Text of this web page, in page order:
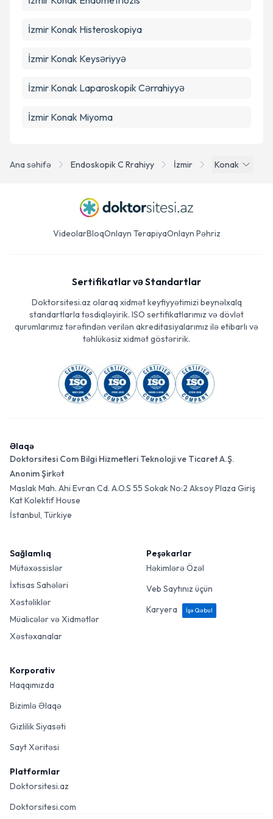
Ana səhifə Endoskopik C Rrahiyy İzmir Konak
İzmir Konak Histeroskopiya
İzmir Konak Keysəriyyə
İzmir Konak Laparoskopik Cərrahiyyə
İzmir Konak Miyoma
VideolarBloqOnlayn TerapiyaOnlayn Pəhriz
Sertifikatlar və Standartlar
Doktorsitesi.az olaraq xidmət keyfiyyətimizi beynəlxalq
standartlarla təsdiqləyirik. ISO sertifikatlarımız və dövlət
qurumlarımız tərəfindən verilən akreditasiyalarımız ilə etibarlı və
təhlükəsiz xidmət göstəririk.
Əlaqə
Doktorsitesi Com Bilgi Hizmetleri Teknoloji ve Ticaret A.Ş.
Anonim Şirkət
Maslak Mah. Ahi Evran Cd. A.O.S 55 Sokak No:2 Aksoy Plaza Giriş
Kat Kolektif House
İstanbul, Türkiye
Sağlamlıq
Mütəxəssislər
İxtisas Sahələri
Xəstəliklər
Müalicələr və Xidmətlər
Xəstəxanalar
Peşəkarlar
Həkimlərə Özəl
Veb Saytınız üçün
Karyera
İşə Qəbul
Korporativ
Haqqımızda
Bizimlə Əlaqə
Gizlilik Siyasəti
Sayt Xəritəsi
Platformlar
Doktorsitesi.az
Doktorsitesi.com